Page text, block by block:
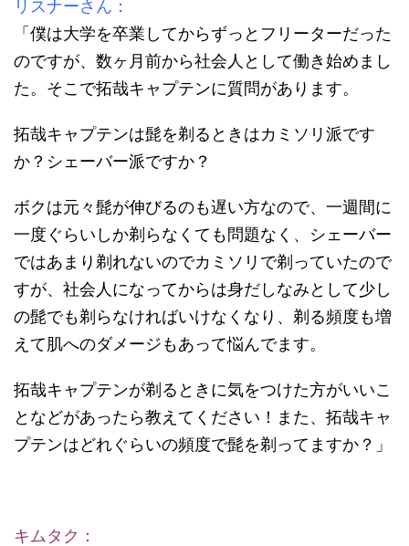
リスナーさん：
「僕は大学を卒業してからずっとフリーターだった
のですが、数ヶ月前から社会人として働き始めまし
た。そこで拓哉キャプテンに質問があります。
拓哉キャプテンは髭を剃るときはカミソリ派です
か？シェーバー派ですか？
ボクは元々髭が伸びるのも遅い方なので、一週間に
一度ぐらいしか剃らなくても問題なく、シェーバー
ではあまり剃れないのでカミソリで剃っていたので
すが、社会人になってからは身だしなみとして少し
の髭でも剃らなければいけなくなり、剃る頻度も増
えて肌へのダメージもあって悩んでます。
拓哉キャプテンが剃るときに気をつけた方がいいこ
となどがあったら教えてください！また、拓哉キャ
プテンはどれぐらいの頻度で髭を剃ってますか？」
キムタク：